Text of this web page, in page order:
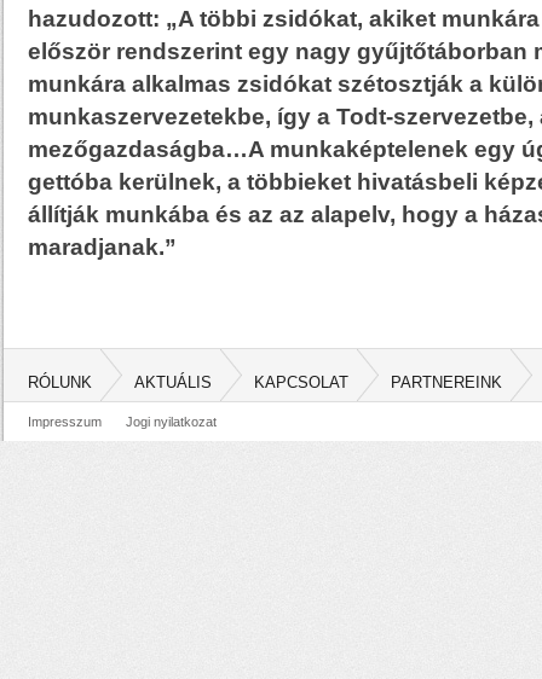
hazudozott: „A többi zsidókat, akiket
először rendszerint egy nagy gyűjtőtáborban
munkára alkalmas zsidókat szétosztják a
munkaszervezetekbe, így a Todt-szervezetbe,
mezőgazdaságba…A munkaképtelenek egy
gettóba kerülnek, a többieket hivatásbeli
állítják munkába és az az alapelv, hogy a
maradjanak.”
RÓLUNK AKTUÁLIS KAPCSOLAT PARTNEREINK
Impresszum Jogi nyilatkozat